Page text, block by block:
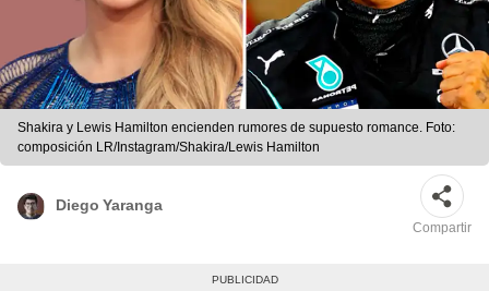
Shakira y Lewis Hamilton encienden rumores de supuesto romance. Foto:
composición LR/Instagram/Shakira/Lewis Hamilton
Diego Yaranga
Compartir